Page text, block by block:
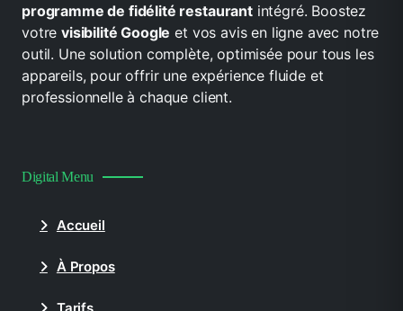
programme de fidélité restaurantintégré. Boostez
votre visibilité Google et vos avis en ligne avec notre
outil. Une solution complète, optimisée pour tous les
appareils, pour offrir une expérience fluide et
professionnelle à chaque client.
Digital Menu
Accueil
À Propos